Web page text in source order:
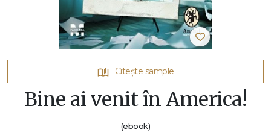
Citește sample
Bine ai venit în America!
(ebook)